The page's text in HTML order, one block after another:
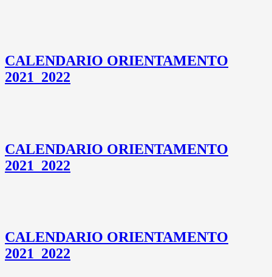
CALENDARIO ORIENTAMENTO
2021_2022
CALENDARIO ORIENTAMENTO
2021_2022
CALENDARIO ORIENTAMENTO
2021_2022